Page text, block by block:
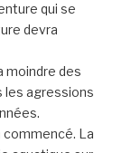
qui se
devra
moindre des
les agressions
La